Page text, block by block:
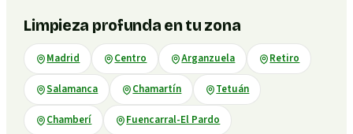
Limpieza profunda en tu zona
Madrid Centro Arganzuela Retiro
Salamanca Chamartín Tetuán
Chamberí Fuencarral-El Pardo